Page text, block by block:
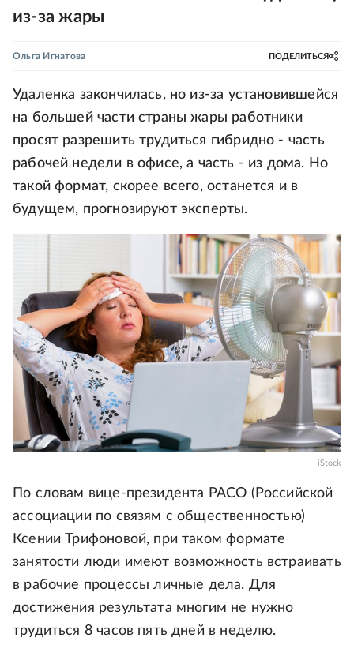
из-за жары
Ольга Игнатова ПОДЕЛИТЬСЯ
Удаленка закончилась, но из-за установившейся
на большей части страны жары работники
просят разрешить трудиться гибридно - часть
рабочей недели в офисе, а часть - из дома. Но
такой формат, скорее всего, останется и в
будущем, прогнозируют эксперты.
iStock
По словам вице-президента РАСО (Российской
ассоциации по связям с общественностью)
Ксении Трифоновой, при таком формате
занятости люди имеют возможность встраивать
в рабочие процессы личные дела. Для
достижения результата многим не нужно
трудиться 8 часов пять дней в неделю.